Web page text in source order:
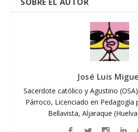
SOBRE EL AUTOR
José Luis
Sacerdote católico y Agustino
Párroco, Licenciado en Pedagogía
Bellavista, Aljaraque